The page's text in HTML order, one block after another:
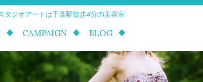
タジオアートは千葉駅徒歩4分の美容室
CAMPAIGN BLOG